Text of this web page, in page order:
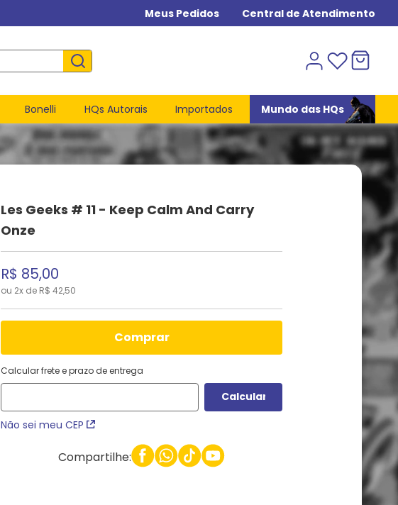
Meus Pedidos Central de Atendimento
Bonelli HQs Autorais Importados Mundo das HQs
Les Geeks # 11 - Keep Calm And Carry
Onze
R$ 85,00
ou 2x de R$ 42,50
comprar
Calcular frete e prazo de entrega
Não sei meu CEP
Compartilhe: